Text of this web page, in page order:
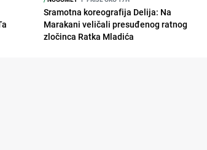
Sramotna koreografija Delija: Na
Marakani veličali presuđenog ratnog
zločinca Ratka Mladića